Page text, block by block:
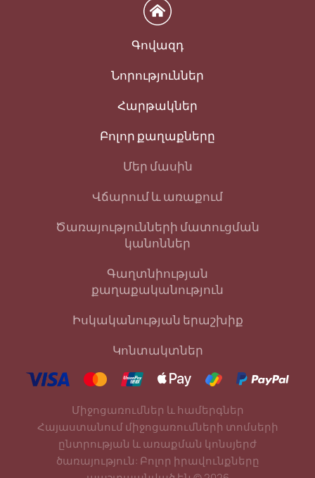
Գովազդ
Նորություններ
Հարթակներ
Բոլոր քաղաքները
Մեր մասին
Վճարում և առաքում
Ծառայությունների մատուցման
կանոններ
Գաղտնիության
քաղաքականություն
Իսկականության երաշխիք
Կոնտակտներ
Միջոցառումներ և համերգներ
Հայաստանում միջոցառումների տոմսերի
ընտրության և առաքման կոնսյերժ
ծառայություն: Բոլոր իրավունքները